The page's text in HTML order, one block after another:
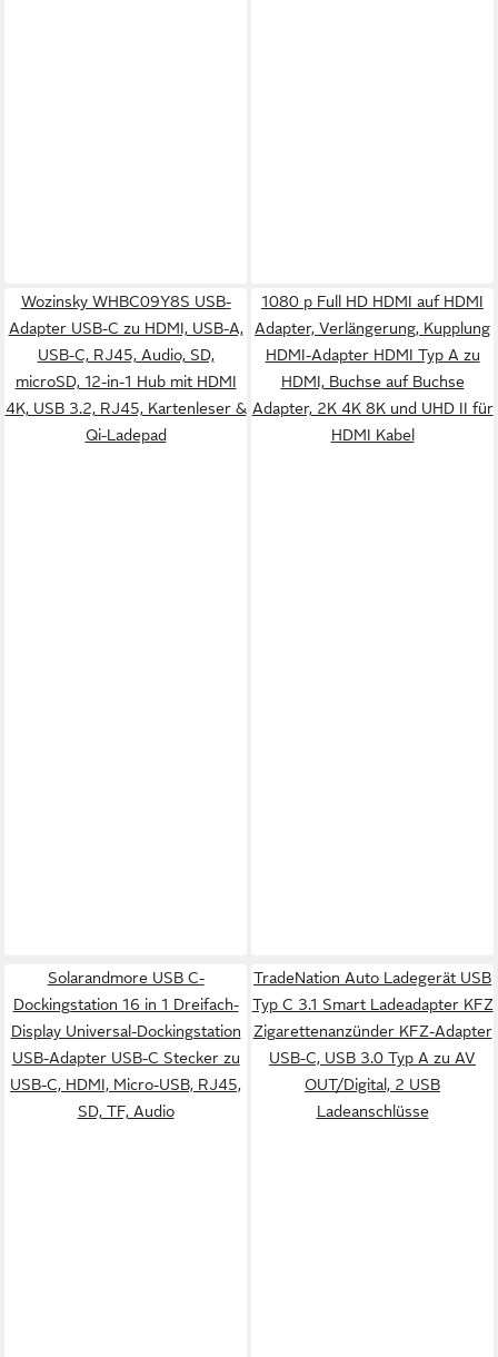
Wozinsky WHBC09Y8S USB-
Adapter USB-C zu HDMI, USB-A,
USB-C, RJ45, Audio, SD,
microSD, 12-in-1 Hub mit HDMI
4K, USB 3.2, RJ45, Kartenleser &
Qi-Ladepad
1080 p Full HD HDMI auf HDMI
Adapter, Verlängerung, Kupplung
HDMI-Adapter HDMI Typ A zu
HDMI, Buchse auf Buchse
Adapter, 2K 4K 8K und UHD II für
HDMI Kabel
Solarandmore USB C-
Dockingstation 16 in 1 Dreifach-
Display Universal-Dockingstation
USB-Adapter USB-C Stecker zu
USB-C, HDMI, Micro-USB, RJ45,
SD, TF, Audio
TradeNation Auto Ladegerät USB
Typ C 3.1 Smart Ladeadapter KFZ
Zigarettenanzünder KFZ-Adapter
USB-C, USB 3.0 Typ A zu AV
OUT/Digital, 2 USB
Ladeanschlüsse